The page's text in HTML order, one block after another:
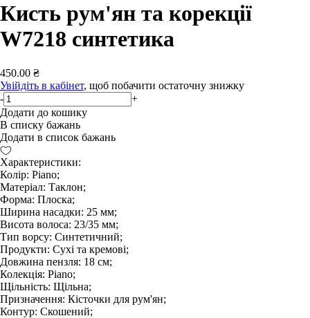
Кисть рум'ян та корекції
W7218 синтетика
450.00 ₴
Увійдіть в кабінет, щоб побачити остаточну знижку
-
+
Додати до кошику
В списку бажань
Додати в список бажань
Характеристики:
Колір: Piano;
Матеріал: Таклон;
Форма: Плоска;
Ширина насадки: 25 мм;
Висота волоса: 23/35 мм;
Тип ворсу: Синтетичний;
Продукти: Сухі та кремові;
Довжина пензля: 18 см;
Колекція: Piano;
Щільність: Щільна;
Призначення: Кісточки для рум'ян;
Контур: Скошений;